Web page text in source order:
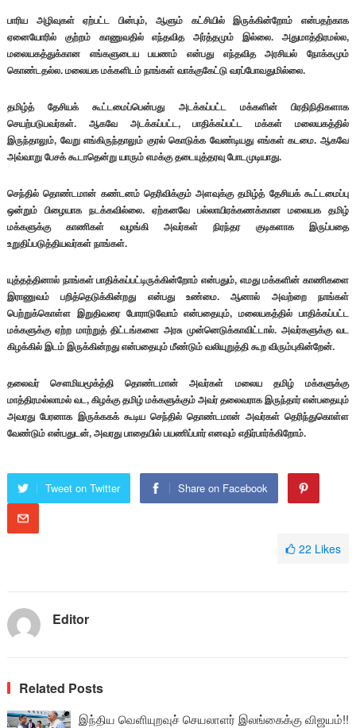
பாரிய அழிவுகள் ஏற்பட்ட பின்பும், ஆளும் கட்சியில் இருக்கின்றோம் என்பதற்காக
ஏனையோரில் குற்றம் காணுவதில் எந்தவித அர்த்தமும் இல்லை. அதுமாத்திரமல்ல,
மலையகத்துக்கான எங்களுடைய பயணம் என்பது எந்தவித அரசியல் நோக்கமும்
கொண்டதல்ல. மலையக மக்களிடம் நாங்கள் வாக்குகேட்டு வரப்போவதுமில்லை.
தமிழ்த் தேசியக் கூட்டமைப்பென்பது அடக்கப்பட்ட மக்களின் பிரதிநிதிகளாக
செயற்படுபவர்கள். ஆகவே அடக்கப்பட்ட, பாதிக்கப்பட்ட மக்கள் மலையகத்தில்
இருந்தாலும், வேறு எங்கிருந்தாலும் குரல் கொடுக்க வேண்டியது எங்கள் கடமை. ஆகவே
அவ்வாறு பேசக் கூடாதென்று யாரும் எமக்கு தடையுத்தரவு போடமுடியாது.
செந்தில் தொண்டமான் கண்டனம் தெரிவிக்கும் அளவுக்கு தமிழ்த் தேசியக் கூட்டமைப்பு
ஒன்றும் பிழையாக நடக்கவில்லை. ஏற்கனவே பல்லாயிரக்கணக்கான மலையக தமிழ்
மக்களுக்கு காணிகள் வழங்கி அவர்கள் நிரந்தர குடிகளாக இருப்பதை
உறுதிப்படுத்தியவர்கள் நாங்கள்.
யுத்தத்தினால் நாங்கள் பாதிக்கப்பட்டிருக்கின்றோம் என்பதும், எமது மக்களின் காணிகளை
இராணுவம் பறித்தெடுக்கின்றது என்பது உண்மை. ஆனால் அவற்றை நாங்கள்
பெற்றுக்கொள்ள இறுதிவரை போராடுவோம் என்பதையும், மலையகத்தில் பாதிக்கப்பட்ட
மக்களுக்கு ஏற்ற மாற்றுத் திட்டங்களை அரசு முன்னெடுக்காவிட்டால். அவர்களுக்கு வட
கிழக்கில் இடம் இருக்கின்றது என்பதையும் மீண்டும் வலியுறுத்தி கூற விரும்புகின்றேன்.
தலைவர் சௌமியமூக்த்தி தொண்டமான் அவர்கள் மலைய தமிழ் மக்களுக்கு
மாத்திரமல்லாமல் வட, கிழக்கு தமிழ் மக்களுக்கும் அவர் தலைவராக இருந்தார் என்பதையும்
அவரது பேரனாக இருக்ககக் கூடிய செந்தில் தொண்டமான் அவர்கள் தெரிந்துகொள்ள
வேண்டும் என்பதுடன், அவரது பாதையில் பயணிப்பார் எனவும் எதிர்பார்க்கிறோம்.
Tweet on Twitter Share on Facebook
22 Likes
Editor
Related Posts
இந்திய வெளியுறவுச் செயலாளர் இலங்கைக்கு விஜயம்!!